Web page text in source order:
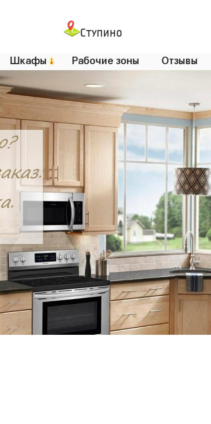
Ступино
Шкафы↓ Рабочие зоны Отзывы